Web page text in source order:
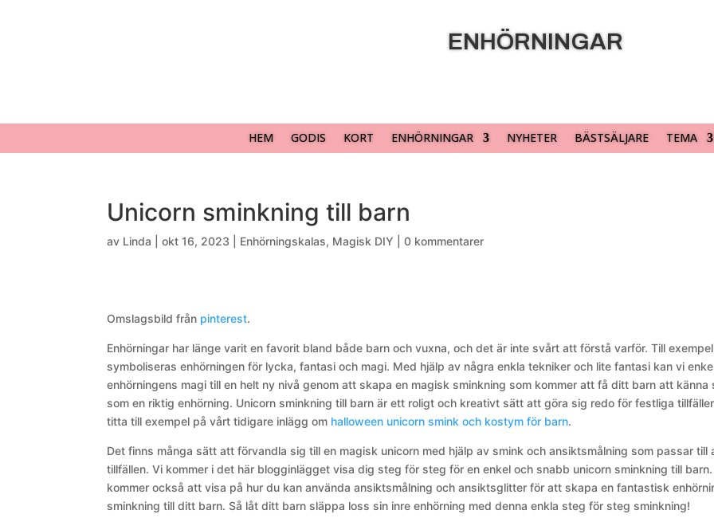
ENHÖRNINGAR
HEM GODIS KORT ENHÖRNINGAR NYHETER BÄSTSÄLJARE TEMA
Unicorn sminkning till barn
av Linda |okt 16, 2023 Enhörningskalas, Magisk DIY |0 kommentarer
Omslagsbild från pinterest.
Enhörningar har länge varit en favorit bland både barn och vuxna, och det är inte svårt att förstå varför. Till
symboliseras enhörningen för lycka, fantasi och magi. Med hjälp av några enkla tekniker och lite fantasi kan vi
enhörningens magi till en helt ny nivå genom att skapa en magisk sminkning som kommer att få ditt barn att känna
som en riktig enhörning. Unicorn sminkning till barn är ett roligt och kreativt sätt att göra sig redo för festliga
titta till exempel på vårt tidigare inlägg om halloween unicorn smink och kostym för barn.
Det finns många sätt att förvandla sig till en magisk unicorn med hjälp av smink och ansiktsmålning som passar till
tillfällen. Vi kommer i det här blogginlägget visa dig steg för steg för en enkel och snabb unicorn sminkning till
kommer också att visa på hur du kan använda ansiktsmålning och ansiktsglitter för att skapa en fantastisk
sminkning till ditt barn. Så låt ditt barn släppa loss sin inre enhörning med denna enkla steg för steg sminkning!